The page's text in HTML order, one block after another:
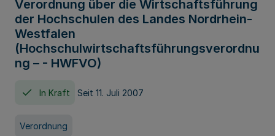
Verordnung über die Wirtschaftsführung
der Hochschulen des Landes Nordrhein-
Westfalen
(Hochschulwirtschaftsführungsverordnu
ng – - HWFVO)
In Kraft Seit 11. Juli 2007
Verordnung